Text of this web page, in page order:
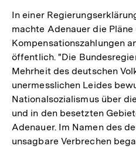
In einer
machte Adenauer die
Kompensationszahlungen
öffentlich. "Die
Mehrheit des deutschen
unermesslichen Leides
Nationalsozialismus über
und in den besetzten
Adenauer. Im Namen des
unsagbare Verbrechen